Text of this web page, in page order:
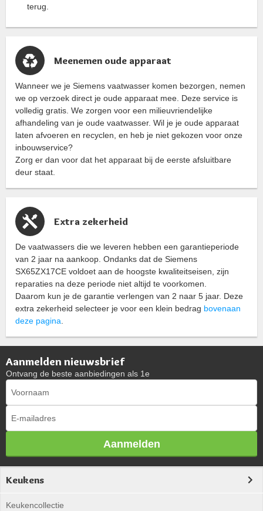
terug.
Meenemen oude apparaat
Wanneer we je Siemens vaatwasser komen bezorgen, nemen
we op verzoek direct je oude apparaat mee. Deze service is
volledig gratis. We zorgen voor een milieuvriendelijke
afhandeling van je oude vaatwasser. Wil je je oude apparaat
laten afvoeren en recyclen, en heb je niet gekozen voor onze
inbouwservice?
Zorg er dan voor dat het apparaat bij de eerste afsluitbare
deur staat.
Extra zekerheid
De vaatwassers die we leveren hebben een garantieperiode
van 2 jaar na aankoop. Ondanks dat de Siemens
SX65ZX17CE voldoet aan de hoogste kwaliteitseisen, zijn
reparaties na deze periode niet altijd te voorkomen.
Daarom kun je de garantie verlengen van 2 naar 5 jaar. Deze
extra zekerheid selecteer je voor een klein bedrag bovenaan
deze pagina.
Aanmelden nieuwsbrief
Ontvang de beste aanbiedingen als 1e
Aanmelden
Keukens
Keukencollectie